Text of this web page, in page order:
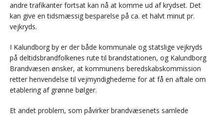
andre trafikanter fortsat kan nå at komme ud af krydset. Det
kan give en tidsmæssig besparelse på ca. et halvt minut pr.
vejkryds.
I Kalundborg by er der både kommunale og statslige vejkryds
på deltidsbrandfolkenes rute til brandstationen, og Kalundborg
Brandvæsen ønsker, at kommunens beredskabskommission
retter henvendelse til vejmyndighederne for at få en aftale om
etablering af grønne bølger.
Et andet problem, som påvirker brandvæsenets samlede